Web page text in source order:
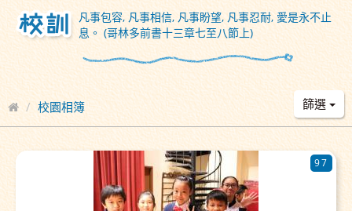
凡事包容, 凡事相信, 凡事盼望, 凡事忍耐, 愛是永不止
息。 (哥林多前書十三章七至八節上)
校園相簿 篩選
97